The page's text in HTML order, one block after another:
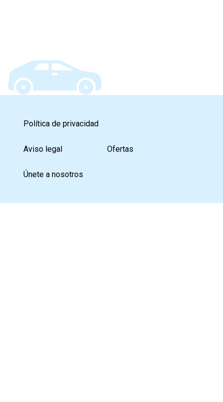
Política de privacidad
Aviso legal Ofertas
Únete a nosotros